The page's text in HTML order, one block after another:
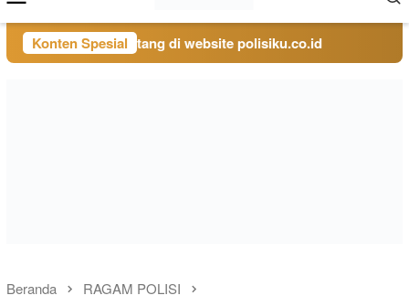
Mobile
Konten Spesial
Selamat Datang di website polisiku.co.id
Beranda RAGAM POLISI